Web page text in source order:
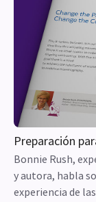
Contenido
Ponga a prueba
correctamente